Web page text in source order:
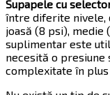
Supapele cu
între diferite nivele,
joasă (8 psi), medie
suplimentar este
necesită o presiune
complexitate în